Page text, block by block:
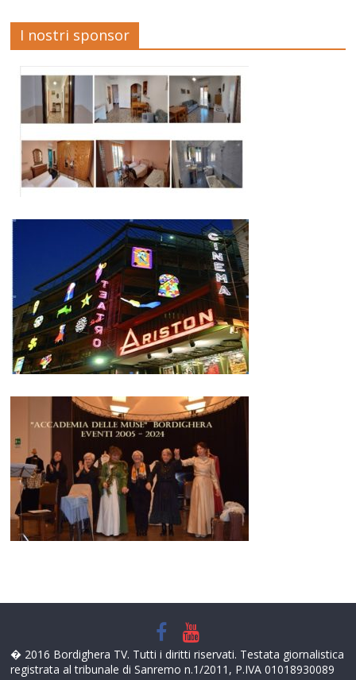
I nostri sponsor
� 2016 Bordighera TV. Tutti i diritti riservati. Testata giornalistica
registrata al tribunale di Sanremo n.1/2011, P.IVA 01018930089